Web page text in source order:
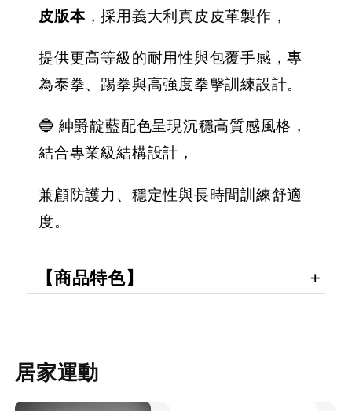
NT$ 300
NT$ 350
- +NT$ 450
NT$ 500
NT$ 450
NT$ 500
加入購物車
皮版本，採用義大利真皮皮革製作，
提供更高等級的耐用性與包覆手感，專
為泰拳、踢拳與高強度拳擊訓練設計。
🔵 紳爵靛藍配色呈現沉穩高質感風格，
結合專業級結構設計，
兼顧防護力、穩定性與長時間訓練舒適
度。
【商品特色】
居家運動